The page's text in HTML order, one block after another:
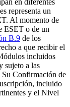
en diferentes
representa un
Al momento de
ESET o de un
B.9 de los
a que recibir el
incluidos
sujeto a las
Su Confirmación de
incluido
y el Nivel